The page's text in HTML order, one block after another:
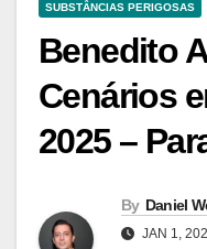
SUBSTÂNCIAS PERIGOSAS
Benedito
Cenários
2025 –
By Daniel
JAN 1,